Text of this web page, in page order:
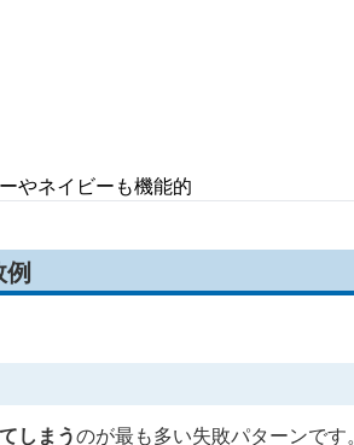
やネイビーも機能的
例
しまうのが最も多い失敗パターンです。